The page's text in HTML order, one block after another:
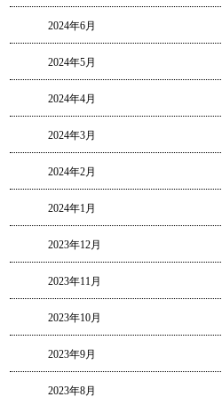
2024年6月
2024年5月
2024年4月
2024年3月
2024年2月
2024年1月
2023年12月
2023年11月
2023年10月
2023年9月
2023年8月